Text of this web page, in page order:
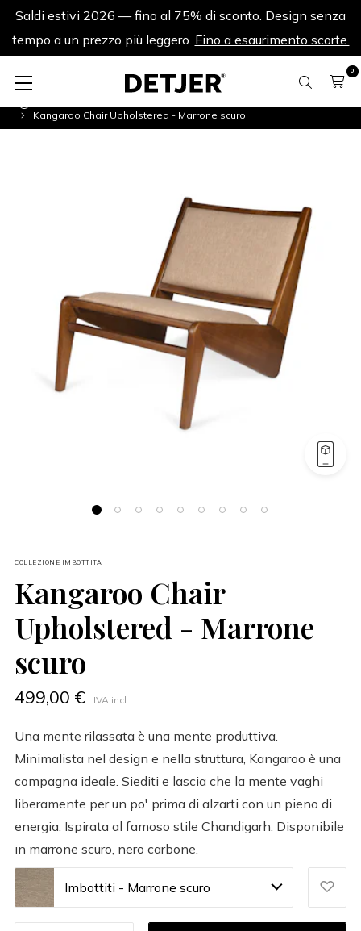
Saldi estivi 2026 — fino al 75% di sconto. Design senza
tempo a un prezzo più leggero. Fino a esaurimento scorte.
0
Kangaroo Chair Upholstered - Marrone scuro
COLLEZIONE IMBOTTITA
Kangaroo Chair
Upholstered - Marrone
scuro
499,00 € IVA incl.
Una mente rilassata è una mente produttiva.
Minimalista nel design e nella struttura, Kangaroo è una
compagna ideale. Siediti e lascia che la mente vaghi
liberamente per un po' prima di alzarti con un pieno di
energia. Ispirata al famoso stile Chandigarh. Disponibile
in marrone scuro, nero carbone.
Imbottiti - Marrone scuro